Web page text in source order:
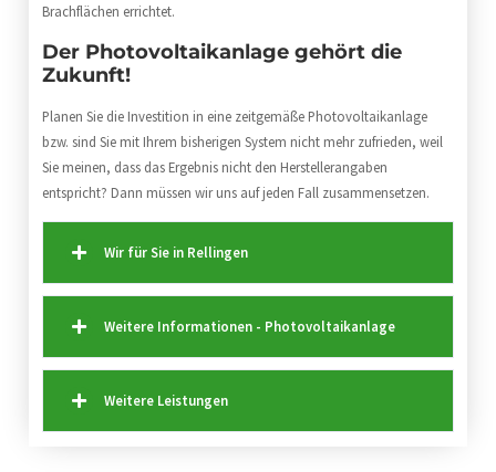
Brachflächen errichtet.
Der Photovoltaikanlage gehört die
Zukunft!
Planen Sie die Investition in eine zeitgemäße Photovoltaikanlage
bzw. sind Sie mit Ihrem bisherigen System nicht mehr zufrieden, weil
Sie meinen, dass das Ergebnis nicht den Herstellerangaben
entspricht? Dann müssen wir uns auf jeden Fall zusammensetzen.
Wir für Sie in Rellingen
Weitere Informationen - Photovoltaikanlage
Weitere Leistungen